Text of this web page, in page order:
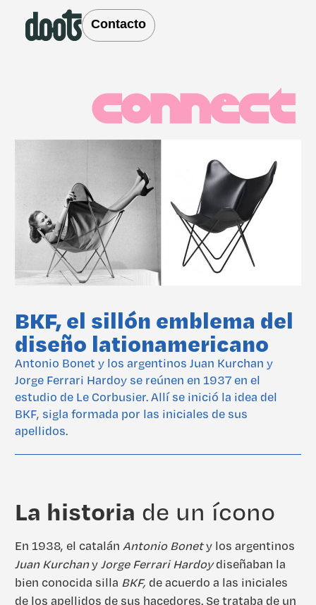
Contacto
Connect
BKF, el sillón emblema del
diseño lationamericano
Antonio Bonet y los argentinos Juan Kurchan y
Jorge Ferrari Hardoy se reúnen en 1937 en el
estudio de Le Corbusier. Allí se inició la idea del
BKF, sigla formada por las iniciales de sus
apellidos.
La historia de un ícono
En 1938, el catalán Antonio Bonety los argentinos
Juan KurchanyJorge Ferrari Hardoydiseñaban la
bien conocida silla BKF, de acuerdo a las iniciales
de los apellidos de sus hacedores. Se trataba de un